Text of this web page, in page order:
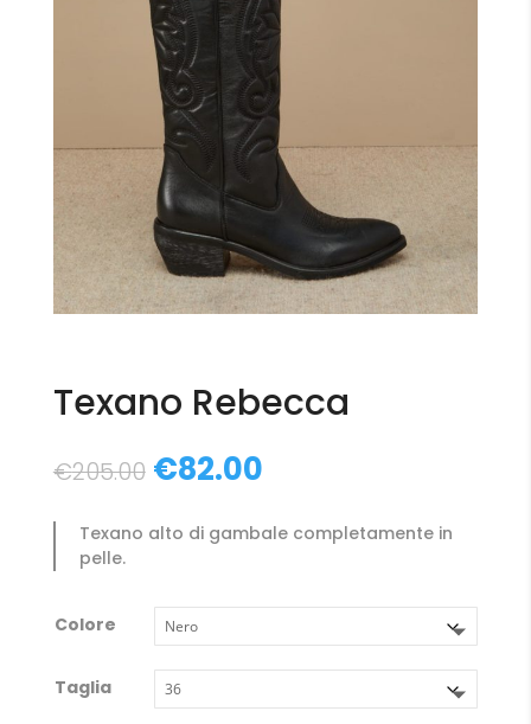
Texano Rebecca
€205.00 Il
originale
era:
€82.00Il
attuale
è:
Texano alto di gambale completamente in
pelle.
Colore
Taglia